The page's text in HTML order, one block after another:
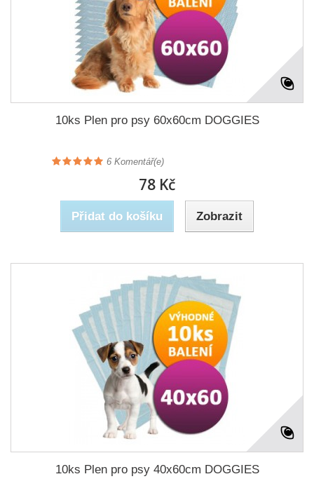
10ks Plen pro psy 60x60cm DOGGIES
6 Komentář(e)
78 Kč
Přidat do košíku Zobrazit
10ks Plen pro psy 40x60cm DOGGIES